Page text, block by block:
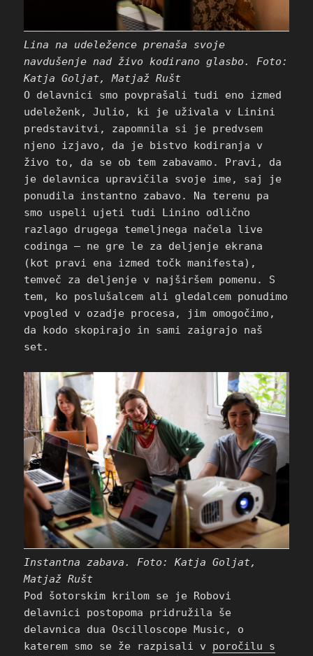
Lina na udeležence prenaša svoje
navdušenje nad živo kodirano glasbo. Foto:
Katja Goljat, Matjaž Rušt
O delavnici smo povprašali tudi eno izmed
udeleženk, Julio, ki je uživala v Linini
predstavitvi, zapomnila si je predvsem
njeno izjavo, da je bistvo kodiranja v
živo to, da se ob tem zabavamo. Pravi, da
je delavnica upravičila svoje ime, saj je
ponudila instantno zabavo. Na terenu pa
smo uspeli ujeti tudi Linino odlično
razlago drugega temeljnega načela live
codinga – ne gre le za deljenje ekrana
(kot pravi ena izmed točk manifesta),
temveč za deljenje v najširšem pomenu. S
tem, ko poslušalcem ali gledalcem ponudimo
vpogled v ozadje procesa, jim omogočimo,
da kodo skopirajo in sami zaigrajo naš
set.
Instantna zabava. Foto: Katja Goljat,
Matjaž Rušt
Pod šotorskim krilom se je Robovi
delavnici postopoma pridružila še
delavnica dua Oscilloscope Music, o
katerem smo se že razpisali v poročilu s